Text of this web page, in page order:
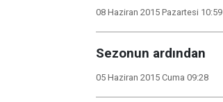
08 Haziran 2015 Pazartesi 10:59
Sezonun ardından
05 Haziran 2015 Cuma 09:28